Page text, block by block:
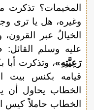
المخيمات؟ تذكرت
وغيره، هل يا ترى
الخيالُ عبر
عليه وسلم القائل:
رَعِيَّتِهِ»، وتذكرت
قيامه بكنس بيت
الخطاب يحاول أن
الخطاب حاملاً